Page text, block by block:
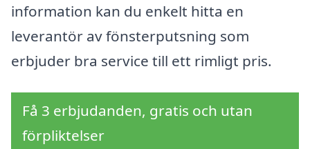
information kan du enkelt hitta en
leverantör av fönsterputsning som
erbjuder bra service till ett rimligt pris.
Få 3 erbjudanden, gratis och utan
förpliktelser